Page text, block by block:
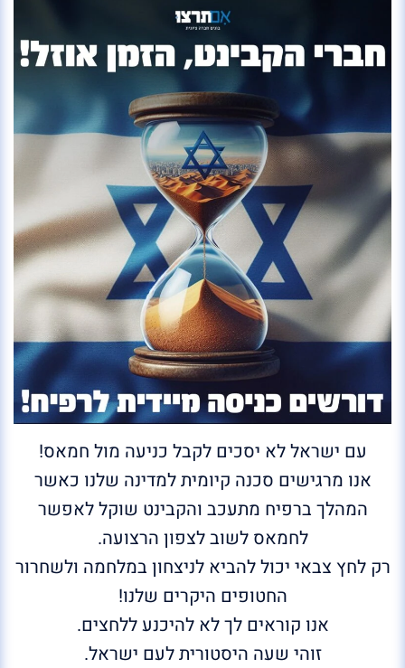
עם ישראל לא יסכים לקבל כניעה מול חמאס!
אנו מרגישים סכנה קיומית למדינה שלנו כאשר
המהלך ברפיח מתעכב והקבינט שוקל לאפשר
לחמאס לשוב לצפון הרצועה.
רק לחץ צבאי יכול להביא לניצחון במלחמה ולשחרור
החטופים היקרים שלנו!
אנו קוראים לך לא להיכנע ללחצים.
זוהי שעה היסטורית לעם ישראל.